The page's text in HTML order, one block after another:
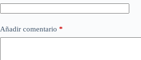
Añadir comentario *